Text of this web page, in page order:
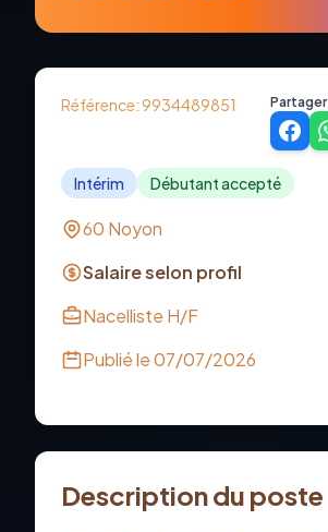
Référence: 9934489851 Partager
Intérim Débutant accepté
60 Noyon
Salaire selon profil
Nacelliste H/F
Publié le07/07/2026
Description du poste